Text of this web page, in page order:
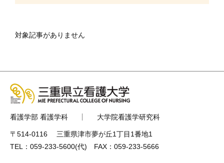
対象記事がありません
看護学部 看護学科 大学院看護学研究科
〒514-0116 三重県津市夢が丘1丁目1番地1
TEL： 059-233-5600(代) FAX：059-233-5666